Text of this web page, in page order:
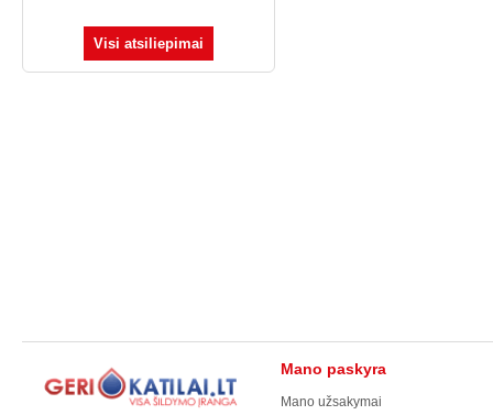
Visi atsiliepimai
Mano paskyra
Mano užsakymai